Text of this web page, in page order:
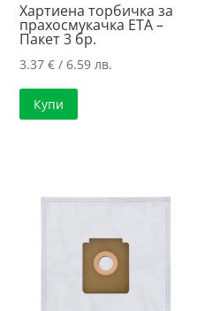
Хартиена торбичка за
прахосмукачка ETA –
Пакет 3 бр.
3.37€ / 6.59 лв.
Купи